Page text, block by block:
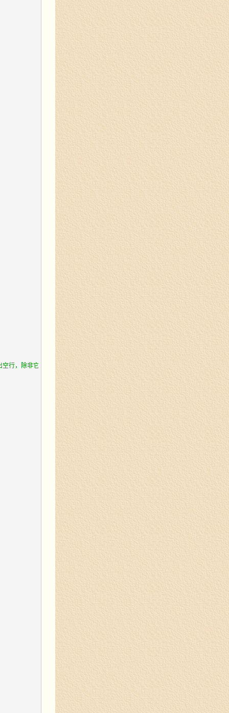
，除非它们之前有评论。如果这是您想强制执行的样式，请使用填充块规则。